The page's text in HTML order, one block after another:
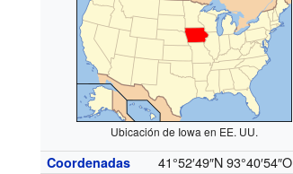
Ubicación de Iowa en EE. UU.
Coordenadas 41°52′49″N 93°40′54″O